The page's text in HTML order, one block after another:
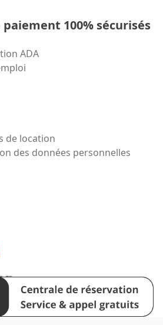
100% sécurisés
ADA
de location
des données personnelles